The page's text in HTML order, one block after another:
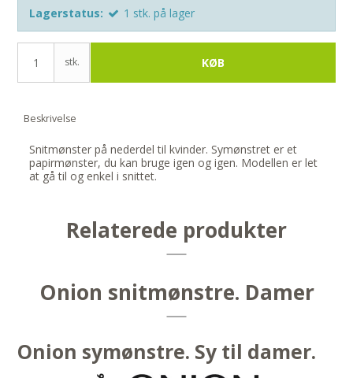
Lagerstatus: 1 stk. på lager
stk. KØB
Beskrivelse
Snitmønster på nederdel til kvinder. Symønstret er et
papirmønster, du kan bruge igen og igen. Modellen er let
at gå til og enkel i snittet.
Relaterede produkter
Onion snitmønstre. Damer
Onion symønstre. Sy til damer.